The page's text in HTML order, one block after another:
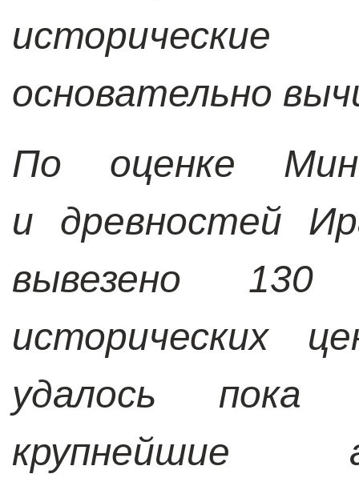
основательно
По оценке
и древностей
вывезено 130
исторических
удалось
крупнейшие